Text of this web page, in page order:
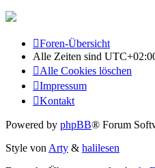
Foren-Übersicht
Alle Zeiten sind
Alle Cookies löschen
Impressum
Kontakt
Powered by phpBB® Forum
Style von Arty & halilesen